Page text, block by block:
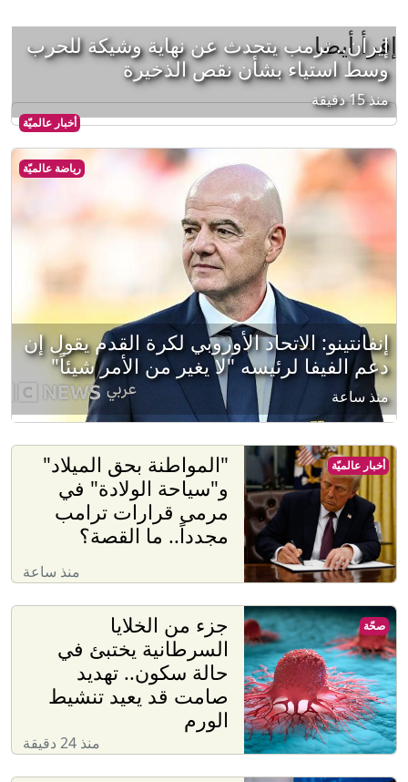
إقرأ أيضا
أخبار عالميّة
إيران.. ترمب يتحدث عن نهاية وشيكة للحرب
وسط استياء بشأن نقص الذخيرة
منذ 15 دقيقة
رياضة عالميّة
إنفانتينو: الاتحاد الأوروبي لكرة القدم يقول إن
دعم الفيفا لرئيسه "لا يغير من الأمر شيئاً"
منذ ساعة
"المواطنة بحق الميلاد"
و"سياحة الولادة" في
مرمى قرارات ترامب
مجدداً.. ما القصة؟
منذ ساعة
أخبار عالميّة
جزء من الخلايا
السرطانية يختبئ في
حالة سكون.. تهديد
صامت قد يعيد تنشيط
الورم
منذ 24 دقيقة
صحّة